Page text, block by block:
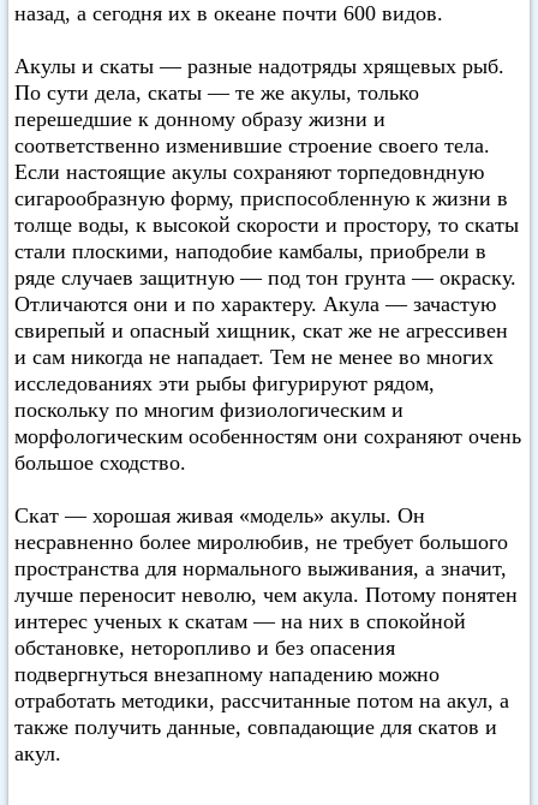
назад, а сегодня их в океане почти 600 видов.
Акулы и скаты — разные надотряды хрящевых рыб.
По сути дела, скаты — те же акулы, только
перешедшие к донному образу жизни и
соответственно изменившие строение своего тела.
Если настоящие акулы сохраняют торпедовндную
сигарообразную форму, приспособленную к жизни в
толще воды, к высокой скорости и простору, то скаты
стали плоскими, наподобие камбалы, приобрели в
ряде случаев защитную — под тон грунта — окраску.
Отличаются они и по характеру. Акула — зачастую
свирепый и опасный хищник, скат же не агрессивен
и сам никогда не нападает. Тем не менее во многих
исследованиях эти рыбы фигурируют рядом,
поскольку по многим физиологическим и
морфологическим особенностям они сохраняют очень
большое сходство.
Скат — хорошая живая «модель» акулы. Он
несравненно более миролюбив, не требует большого
пространства для нормального выживания, а значит,
лучше переносит неволю, чем акула. Потому понятен
интерес ученых к скатам — на них в спокойной
обстановке, неторопливо и без опасения
подвергнуться внезапному нападению можно
отработать методики, рассчитанные потом на акул, а
также получить данные, совпадающие для скатов и
акул.